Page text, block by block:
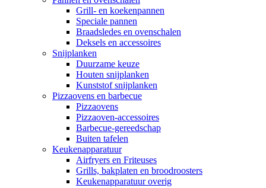
Grill- en koekenpannen
Speciale pannen
Braadsledes en ovenschalen
Deksels en accessoires
Snijplanken
Duurzame keuze
Houten snijplanken
Kunststof snijplanken
Pizzaovens en barbecue
Pizzaovens
Pizzaoven-accessoires
Barbecue-gereedschap
Buiten tafelen
Keukenapparatuur
Airfryers en Friteuses
Grills, bakplaten en broodroosters
Keukenapparatuur overig